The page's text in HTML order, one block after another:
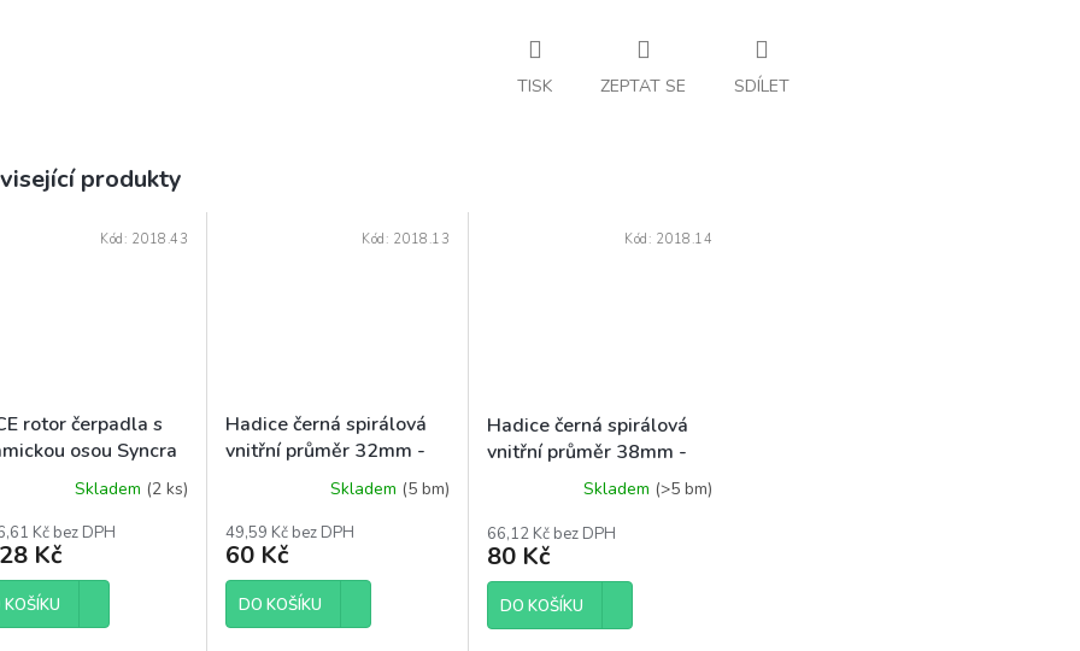
TISK ZEPTAT SE SDÍLET
produkty
rotor čerpadla s
osou Syncra
Skladem (2 ks)
Kč bez DPH
Kč
Kód: 2018.43
Hadice černá spirálová
vnitřní průměr 32mm -
Skladem (5 bm)
49,59 Kč bez DPH
60 Kč
DO KOŠÍKU
Kód: 2018.13
Hadice černá spirálová
vnitřní průměr 38mm -
vysokotlakáSkladem (>5 bm)
66,12 Kč bez DPH
80 Kč
DO KOŠÍKU
Kód: 2018.14